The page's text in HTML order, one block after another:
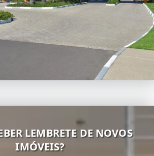
LEMBRETE DE NOVOS
IMÓVEIS?